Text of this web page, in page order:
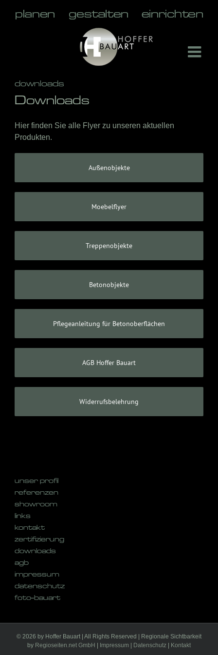
downloads
Downloads
Hier finden Sie alle Flyer zu unseren aktuellen
Produkten.
Außenobjekte
Moebelflyer
Treppenobjekte
Betonobjekte
Pflegeanleitung für Betonoberflächen
AGB Hoffer Bauart
Widerrufsbelehrung
unser profil
referenzen
showroom
links
kontakt
zertifizierung
downloads
agb
impressum
datenschutz
foto-bauart
© 2026 by Hoffer Bauart | All Rights Reserved | Regionale Sichtbarkeit
by Regioseiten.net GmbH Impressum Datenschutz Kontakt